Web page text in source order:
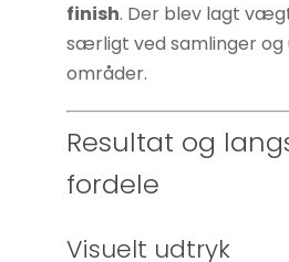
finish. Der blev lagt
særligt ved samlinger og
områder.
Resultat og
fordele
Visuelt udtryk